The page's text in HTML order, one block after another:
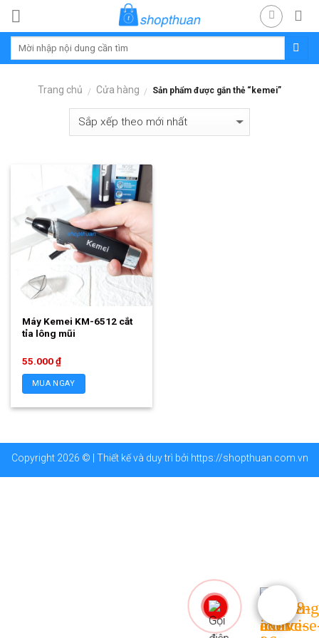
Skip
content
Trang chủ / Cửa hàng / Sản phẩm được gắn thẻ “kemei”
Máy Kemei KM-6512 cắt
tỉa lông mũi
55.000₫
MUA NGAY
Copyright 2026 © | Thiết kế và duy trì bởi https://shopthuan.com.vn